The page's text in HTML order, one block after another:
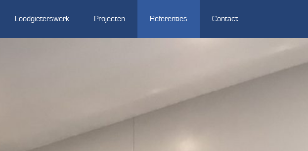
Loodgieterswerk Projecten Referenties Contact